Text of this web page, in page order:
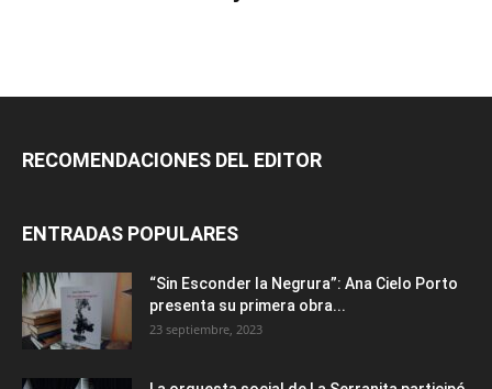
RECOMENDACIONES DEL EDITOR
ENTRADAS POPULARES
“Sin Esconder la Negrura”: Ana Cielo Porto
presenta su primera obra...
23 septiembre, 2023